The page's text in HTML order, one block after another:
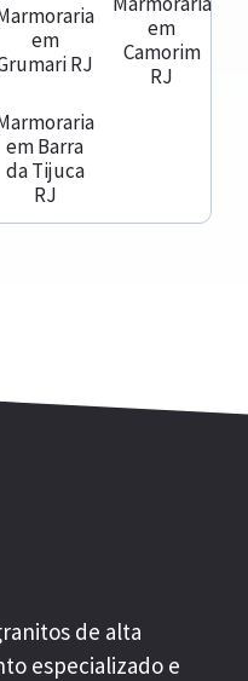
em
RJ
em
Camorim
RJ
em Barra
da Tijuca
RJ
de alta
especializado e